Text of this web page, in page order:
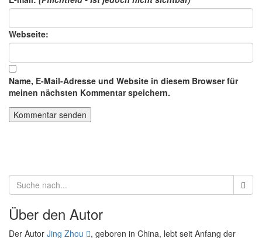
Webseite:
Name, E-Mail-Adresse und Website in diesem Browser für
meinen nächsten Kommentar speichern.
Über den Autor
Der Autor Jing Zhou
, geboren in China, lebt seit Anfang der